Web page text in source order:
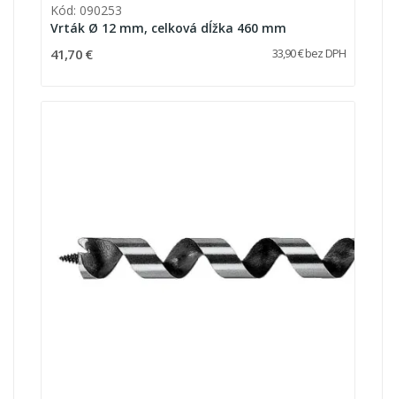
Kód: 090253
Vrták Ø 12 mm, celková dĺžka 460 mm
41,70 € 33,90 € bez DPH